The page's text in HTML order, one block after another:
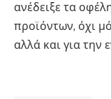
ανέδειξε τα
προϊόντων, όχι
αλλά και για την